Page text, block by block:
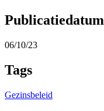
Publicatiedatum
06/10/23
Tags
Gezinsbeleid